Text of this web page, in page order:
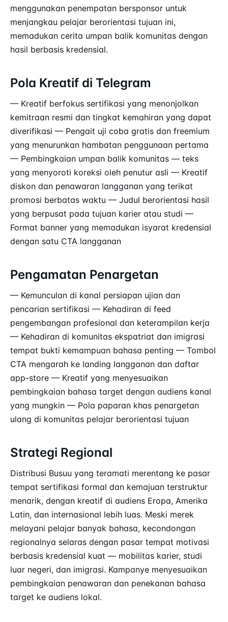
menggunakan penempatan bersponsor untuk
menjangkau pelajar berorientasi tujuan ini,
memadukan cerita umpan balik komunitas dengan
hasil berbasis kredensial.
Pola Kreatif di Telegram
— Kreatif berfokus sertifikasi yang menonjolkan
kemitraan resmi dan tingkat kemahiran yang dapat
diverifikasi — Pengait uji coba gratis dan freemium
yang menurunkan hambatan penggunaan pertama
— Pembingkaian umpan balik komunitas — teks
yang menyoroti koreksi oleh penutur asli — Kreatif
diskon dan penawaran langganan yang terikat
promosi berbatas waktu — Judul berorientasi hasil
yang berpusat pada tujuan karier atau studi —
Format banner yang memadukan isyarat kredensial
dengan satu CTA langganan
Pengamatan Penargetan
— Kemunculan di kanal persiapan ujian dan
pencarian sertifikasi — Kehadiran di feed
pengembangan profesional dan keterampilan kerja
— Kehadiran di komunitas ekspatriat dan imigrasi
tempat bukti kemampuan bahasa penting — Tombol
CTA mengarah ke landing langganan dan daftar
app-store — Kreatif yang menyesuaikan
pembingkaian bahasa target dengan audiens kanal
yang mungkin — Pola paparan khas penargetan
ulang di komunitas pelajar berorientasi tujuan
Strategi Regional
Distribusi Busuu yang teramati merentang ke pasar
tempat sertifikasi formal dan kemajuan terstruktur
menarik, dengan kreatif di audiens Eropa, Amerika
Latin, dan internasional lebih luas. Meski merek
melayani pelajar banyak bahasa, kecondongan
regionalnya selaras dengan pasar tempat motivasi
berbasis kredensial kuat — mobilitas karier, studi
luar negeri, dan imigrasi. Kampanye menyesuaikan
pembingkaian penawaran dan penekanan bahasa
target ke audiens lokal.